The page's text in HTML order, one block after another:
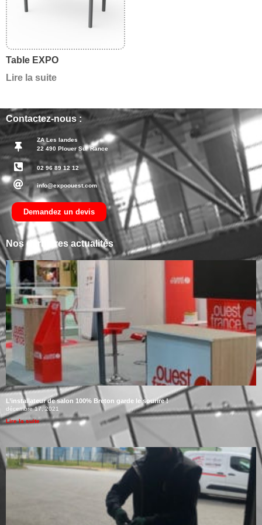
Table EXPO
Lire la suite
Contactez-nous :
ZA Les landes
22 490 Plouer Sur Rance
02 96 89 12 12
info@expoouest.com
Demandez un devis
Nos dernières actualités
L’installateur de salon 100% Breton garde le sourire !
décembre 17, 2021
Lire la suite